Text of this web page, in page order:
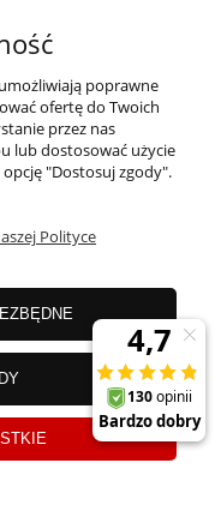
Koszalin 75-216, woj.
008201011 | E-mail:
poprawne
ofertę do Twoich
przez nas
lub dostosować użycie
"Dostosuj zgody".
Polityce